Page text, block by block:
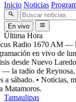
Inicio Noticias
En vivo
Última Hora
Radio 1670 AM —
en vivo de
desde Nuevo Laredo
la radio de Reynosa,
sábado. • Noticias,
Matamoros.
Tamaulipas